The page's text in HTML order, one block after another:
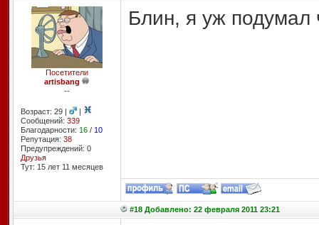
Посетители
artisbang
--
Возраст: 29 |
|
Сообщений: 339
Благодарности: 16/ 10
Репутация: 38
Предупреждений: 0
Друзья
Тут: 15 лет 11 месяцев
Блин, я уж подумал
#18 Добавлено: 22 февраля 2011 23:21